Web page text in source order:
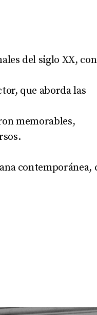
del siglo XX,
que aborda las
memorables,
.
contemporánea,